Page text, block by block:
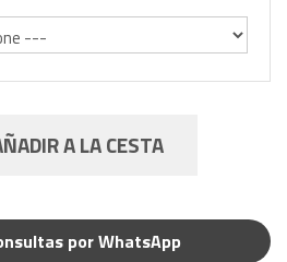
A LA CESTA
por WhatsApp